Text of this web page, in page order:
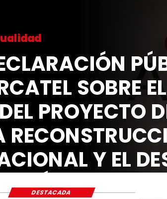
Actualidad
DECLARACIÓN
ARCATEL SOBRE
8 DEL
LA
NACIONAL Y EL
ECONÓMICO Y
DESTACADA